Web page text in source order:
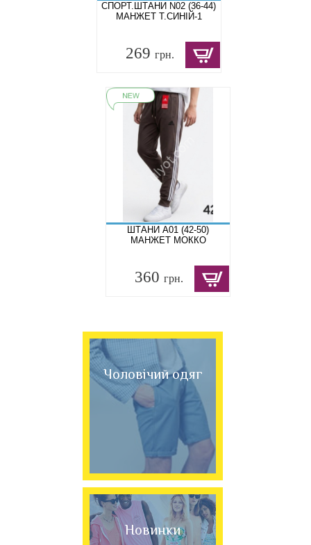
СПОРТ.ШТАНИ N02 (36-44)
МАНЖЕТ Т.СИНІЙ-1
269 грн.
ШТАНИ A01 (42-50)
МАНЖЕТ МОККО
360 грн.
Чоловічий одяг
Новинки